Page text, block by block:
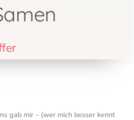
gab mir – (wer mich besser kennt